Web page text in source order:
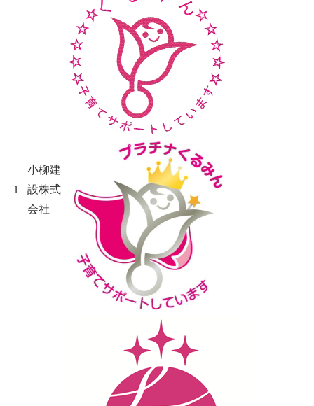
1
小柳建
設株式
会社